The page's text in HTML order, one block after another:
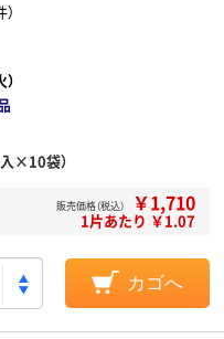
×10袋）
販売価格（税込） ￥1,710
1片あたり ￥1.07
カゴへ